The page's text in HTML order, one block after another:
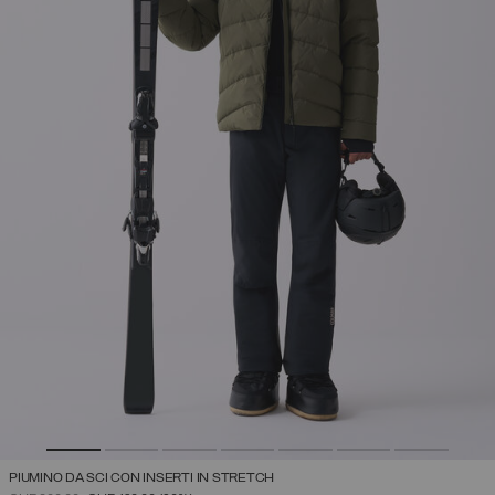
PIUMINO DA SCI CON INSERTI IN STRETCH